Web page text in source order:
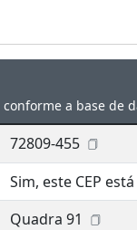
a base de
72809-455
Sim, este CEP
Quadra 91